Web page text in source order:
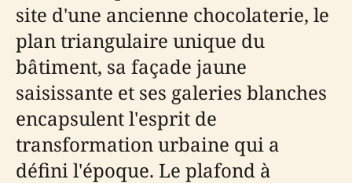
site d'une ancienne chocolaterie, le
plan triangulaire unique du
bâtiment, sa façade jaune
saisissante et ses galeries blanches
encapsulent l'esprit de
transformation urbaine qui a
défini l'époque. Le plafond à